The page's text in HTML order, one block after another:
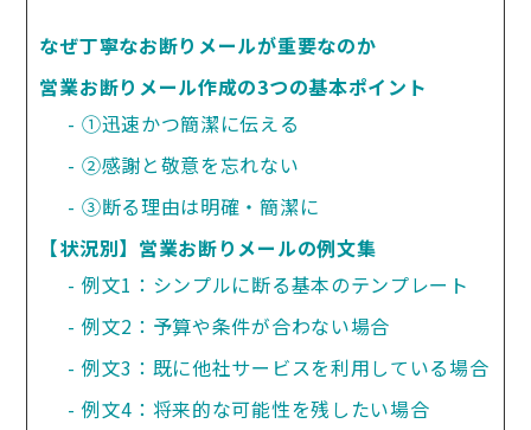
なぜ丁寧なお断りメールが重要なのか
営業お断りメール作成の3つの基本ポイント
①迅速かつ簡潔に伝える
②感謝と敬意を忘れない
③断る理由は明確・簡潔に
【状況別】営業お断りメールの例文集
例文1：シンプルに断る基本のテンプレート
例文2：予算や条件が合わない場合
例文3：既に他社サービスを利用している場合
例文4：将来的な可能性を残したい場合